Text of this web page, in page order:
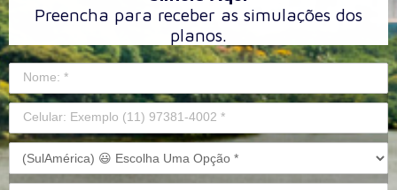
Preencha para receber as simulações dos
planos.